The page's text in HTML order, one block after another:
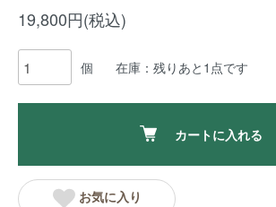
19,800円(税込)
個 在庫：残りあと1点です
カートに入れる
お気に入り